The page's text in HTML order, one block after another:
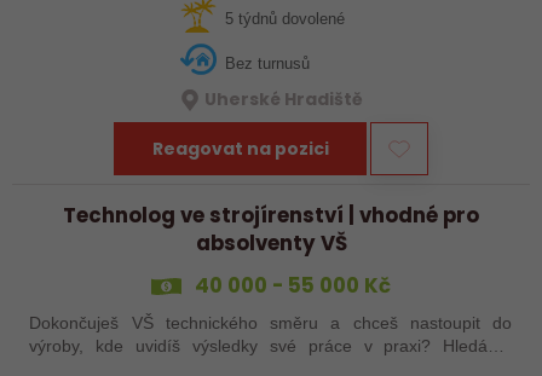
ně. Máte za sebou…
5 týdnů dovolené
Bez turnusů
Uherské Hradiště
Reagovat na pozici
Technolog ve strojírenství | vhodné pro
absolventy VŠ
40 000 - 55 000 Kč
Dokončuješ VŠ technického směru a chceš nastoupit do
výroby, kde uvidíš výsledky své práce v praxi? Hledáme